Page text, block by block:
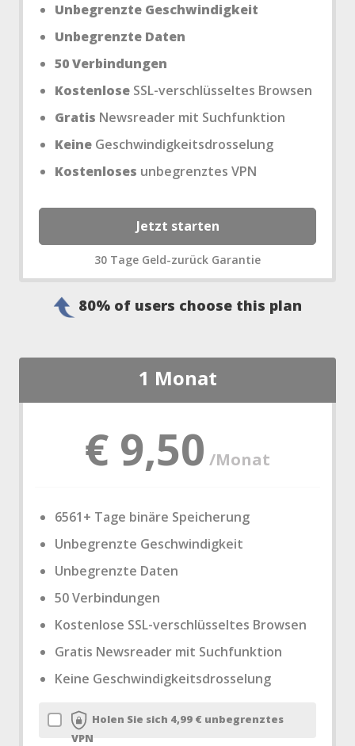
1 Monat
€ 9,50 /Monat
6561+ Tage binäre Speicherung
Unbegrenzte Geschwindigkeit
Unbegrenzte Daten
50 Verbindungen
Kostenlose SSL-verschlüsseltes Browsen
Gratis Newsreader mit Suchfunktion
Keine Geschwindigkeitsdrosselung
Holen Sie sich 4,99 € unbegrenztes
VPN
Unbegrenzte Geschwindigkeit
Unbegrenzte Daten
50 Verbindungen
Kostenlose SSL-verschlüsseltes Browsen
Gratis Newsreader mit Suchfunktion
Keine Geschwindigkeitsdrosselung
Kostenloses unbegrenztes VPN
Jetzt starten
30 Tage Geld-zurück Garantie
80% of users choose this plan